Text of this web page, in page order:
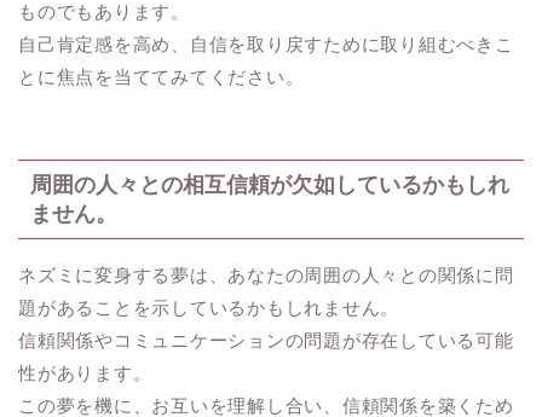
ものでもあります。
自己肯定感を高め、自信を取り戻すために取り組むべきこ
とに焦点を当ててみてください。
周囲の人々との相互信頼が欠如しているかもしれ
ません。
ネズミに変身する夢は、あなたの周囲の人々との関係に問
題があることを示しているかもしれません。
信頼関係やコミュニケーションの問題が存在している可能
性があります。
この夢を機に、お互いを理解し合い、信頼関係を築くため